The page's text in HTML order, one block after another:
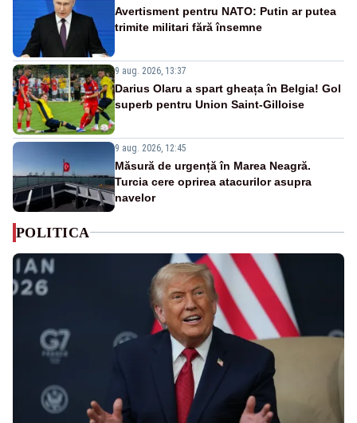
Avertisment pentru NATO: Putin ar putea
trimite militari fără însemne
9 aug. 2026, 13:37
Darius Olaru a spart gheața în Belgia! Gol
superb pentru Union Saint-Gilloise
9 aug. 2026, 12:45
Măsură de urgență în Marea Neagră.
Turcia cere oprirea atacurilor asupra
navelor
POLITICA